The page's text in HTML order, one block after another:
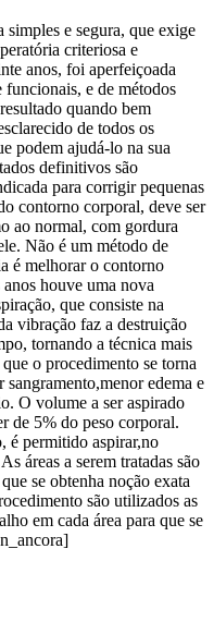
e segura, que exige
criteriosa e
anos, foi aperfeiçoada
funcionais, e de métodos
quando bem
de todos os
podem ajudá-lo na sua
definitivos são
para corrigir pequenas
contorno corporal, deve ser
ao normal, com gordura
Não é um método de
é melhorar o contorno
houve uma nova
que consiste na
vibração faz a destruição
tornando a técnica mais
o procedimento se torna
edema e
O volume a ser aspirado
de 5% do peso corporal.
é permitido aspirar,no
áreas a serem tratadas são
se obtenha noção exata
são utilizados as
em cada área para que se